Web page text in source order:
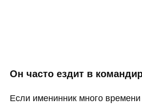
Он часто ездит в
Если именинник много